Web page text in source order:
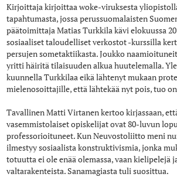
Kirjoittaja kirjoittaa woke-viruksesta
tapahtumasta, jossa perussuomalaisten
päätoimittaja Matias Turkkila kävi elokuussa
sosiaaliset taloudelliset verkostot -kurssilla
persujen sometaktiikasta. Joukko
yritti häiritä tilaisuuden alkua huutelemalla.
kuunnella Turkkilaa eikä lähtenyt mukaan
mielenosoittajille, että lähtekää nyt pois, tuo
Tavallinen Matti Virtanen kertoo kirjassaan,
vasemmistolaiset opiskelijat ovat 80-luvun
professorioituneet. Kun Neuvostoliitto meni
ilmestyy sosiaalista konstruktivismia, jonka
totuutta ei ole enää olemassa, vaan kielipelejä
valtarakenteista. Sanamagiasta tuli suosittua.